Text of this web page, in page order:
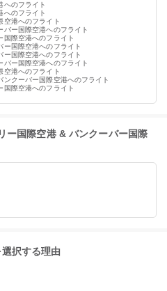
へのフライト
へのフライト
空港へのフライト
バー国際空港へのフライト
国際空港へのフライト
ー国際空港へのフライト
ー国際空港へのフライト
バー国際空港へのフライト
空港へのフライト
クーバー国際空港へのフライト
国際空港へのフライト
国際空港 & バンクーバー国際
択する理由